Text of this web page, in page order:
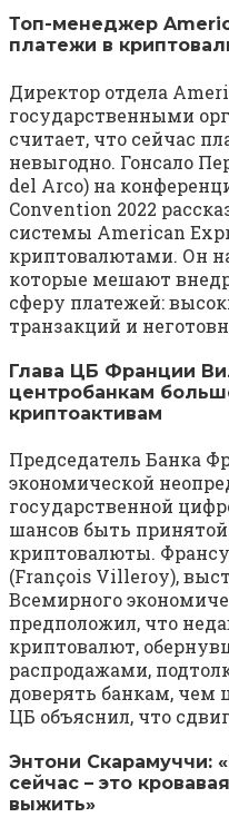
Топ-менеджер
платежи в
Директор отдела
государственными
считает, что сейчас
невыгодно. Гонсало
del Arco) на
Convention 2022
системы American
криптовалютами. Он
которые мешают
сферу платежей:
транзакций и
Глава ЦБ Франции
центробанкам
криптоактивам
Председатель Банка
экономической
государственной
шансов быть
криптовалюты.
(François Villeroy),
Всемирного
предположил, что
криптовалют,
распродажами,
доверять банкам,
ЦБ объяснил, что
Энтони Скарамуччи:
сейчас – это
выжить»